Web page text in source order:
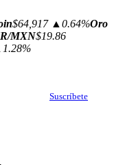
$64,917 ▲0.64%Oro
MXN$19.86
Suscríbete